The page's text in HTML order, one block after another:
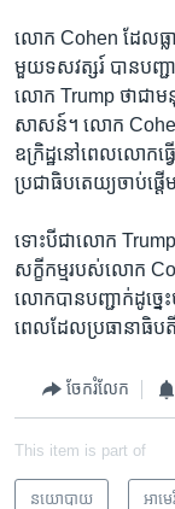
លោក Cohen ដែល​ធ្លា
មួយ​ទសវត្សរ៍ បាន​បញ្ជ
លោក Trump ថា​ជា​
សាសន៍។ លោក
ឧក្រិដ្ឋ​នៅ​ពេល​លោក​ធ្
ប្រជាធិបតេយ្យ​ចាប់ផ្ដើ
ទោះបីជា​លោក
សក្ខីកម្ម​របស់​លោក
លោក​បាន​បញ្ជាក់​ដូច្ន
ពេល​ដែល​ប្រធានាធិប
ចែករំលែក
This item is part of
នយោបាយ អាមេ